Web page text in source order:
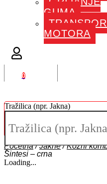
GUMA
MOTORA
0
Tražilica (npr. Jakna)
×
Početna/Jakne/Kožni
Sintesi – crna
Loading...